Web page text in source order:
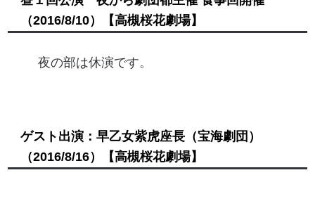
（2016/8/10）
【高槻桜花劇場】
夜の部は休演です。
ゲスト出演：早乙女紫虎座長（宝海劇団）
（2016/8/16）
【高槻桜花劇場】